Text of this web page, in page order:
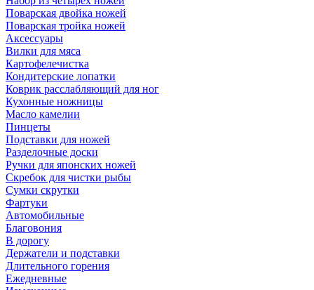
Поварская двойка ножей
Поварская тройка ножей
Аксессуары
Вилки для мяса
Картофелечистка
Кондитерские лопатки
Коврик расслабляющий для ног
Кухонные ножницы
Масло камелии
Пинцеты
Подставки для ножей
Разделочные доски
Ручки для японских ножей
Скребок для чистки рыбы
Сумки скрутки
Фартуки
Автомобильные
Благовония
В дорогу
Держатели и подставки
Длительного горения
Ежедневные